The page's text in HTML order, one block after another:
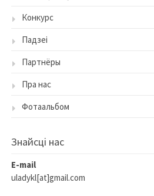
Конкурс
Падзеі
Партнёры
Пра нас
Фотаальбом
Знайсцi нас
E-mail
uladykl[at]gmail.com